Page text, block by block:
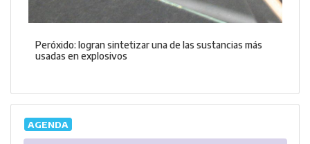
Peróxido: logran sintetizar una de las sustancias más
usadas en explosivos
AGENDA